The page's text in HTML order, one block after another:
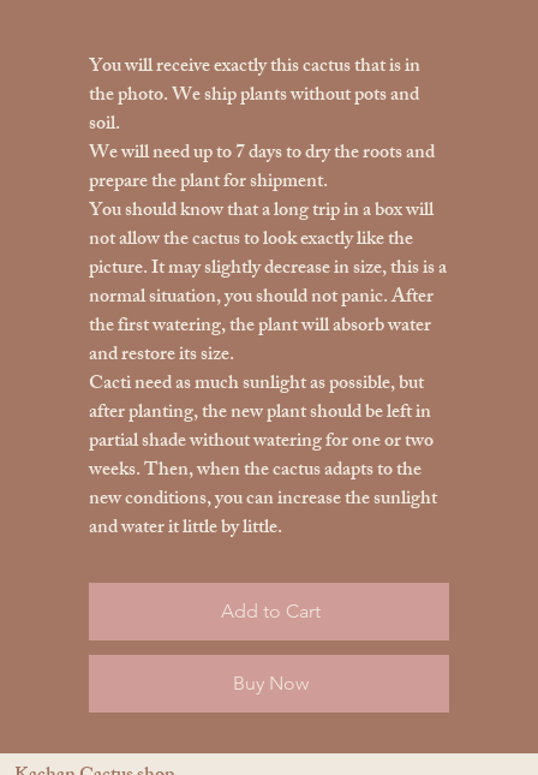
You will receive exactly this cactus that is in
the photo. We ship plants without pots and
soil.
We will need up to 7 days to dry the roots and
prepare the plant for shipment.
You should know that a long trip in a box will
not allow the cactus to look exactly like the
picture. It may slightly decrease in size, this is a
normal situation, you should not panic. After
the first watering, the plant will absorb water
and restore its size.
Cacti need as much sunlight as possible, but
after planting, the new plant should be left in
partial shade without watering for one or two
weeks. Then, when the cactus adapts to the
new conditions, you can increase the sunlight
and water it little by little.
Add to Cart
Buy Now